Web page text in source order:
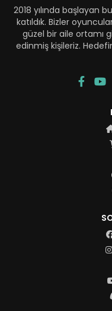
2018 yılında başlayan
katıldık. Bizler
güzel bir aile ortamı
edinmiş kişileriz.